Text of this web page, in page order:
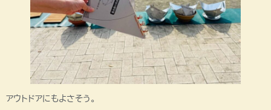
アウトドアにもよさそう。